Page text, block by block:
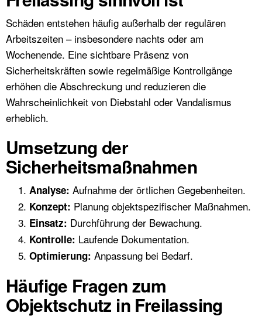
Schäden entstehen häufig außerhalb der regulären
Arbeitszeiten – insbesondere nachts oder am
Wochenende. Eine sichtbare Präsenz von
Sicherheitskräften sowie regelmäßige Kontrollgänge
erhöhen die Abschreckung und reduzieren die
Wahrscheinlichkeit von Diebstahl oder Vandalismus
erheblich.
Umsetzung der
Sicherheitsmaßnahmen
Analyse: Aufnahme der örtlichen Gegebenheiten.
Konzept: Planung objektspezifischer Maßnahmen.
Einsatz: Durchführung der Bewachung.
Kontrolle: Laufende Dokumentation.
Optimierung: Anpassung bei Bedarf.
Häufige Fragen zum
Objektschutz in Freilassing